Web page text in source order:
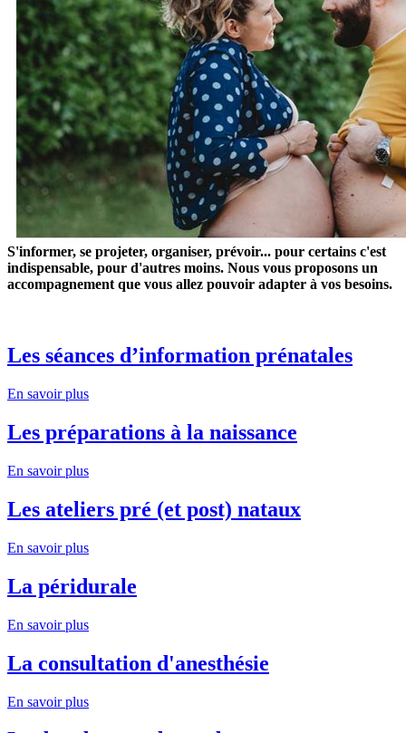
S'informer, se projeter, organiser, prévoir... pour certains c'est
indispensable, pour d'autres moins. Nous vous proposons un
accompagnement que vous allez pouvoir adapter à vos besoins.
Les séances d’information prénatales
En savoir plus
Les préparations à la naissance
En savoir plus
Les ateliers pré (et post) nataux
En savoir plus
La péridurale
En savoir plus
La consultation d'anesthésie
En savoir plus